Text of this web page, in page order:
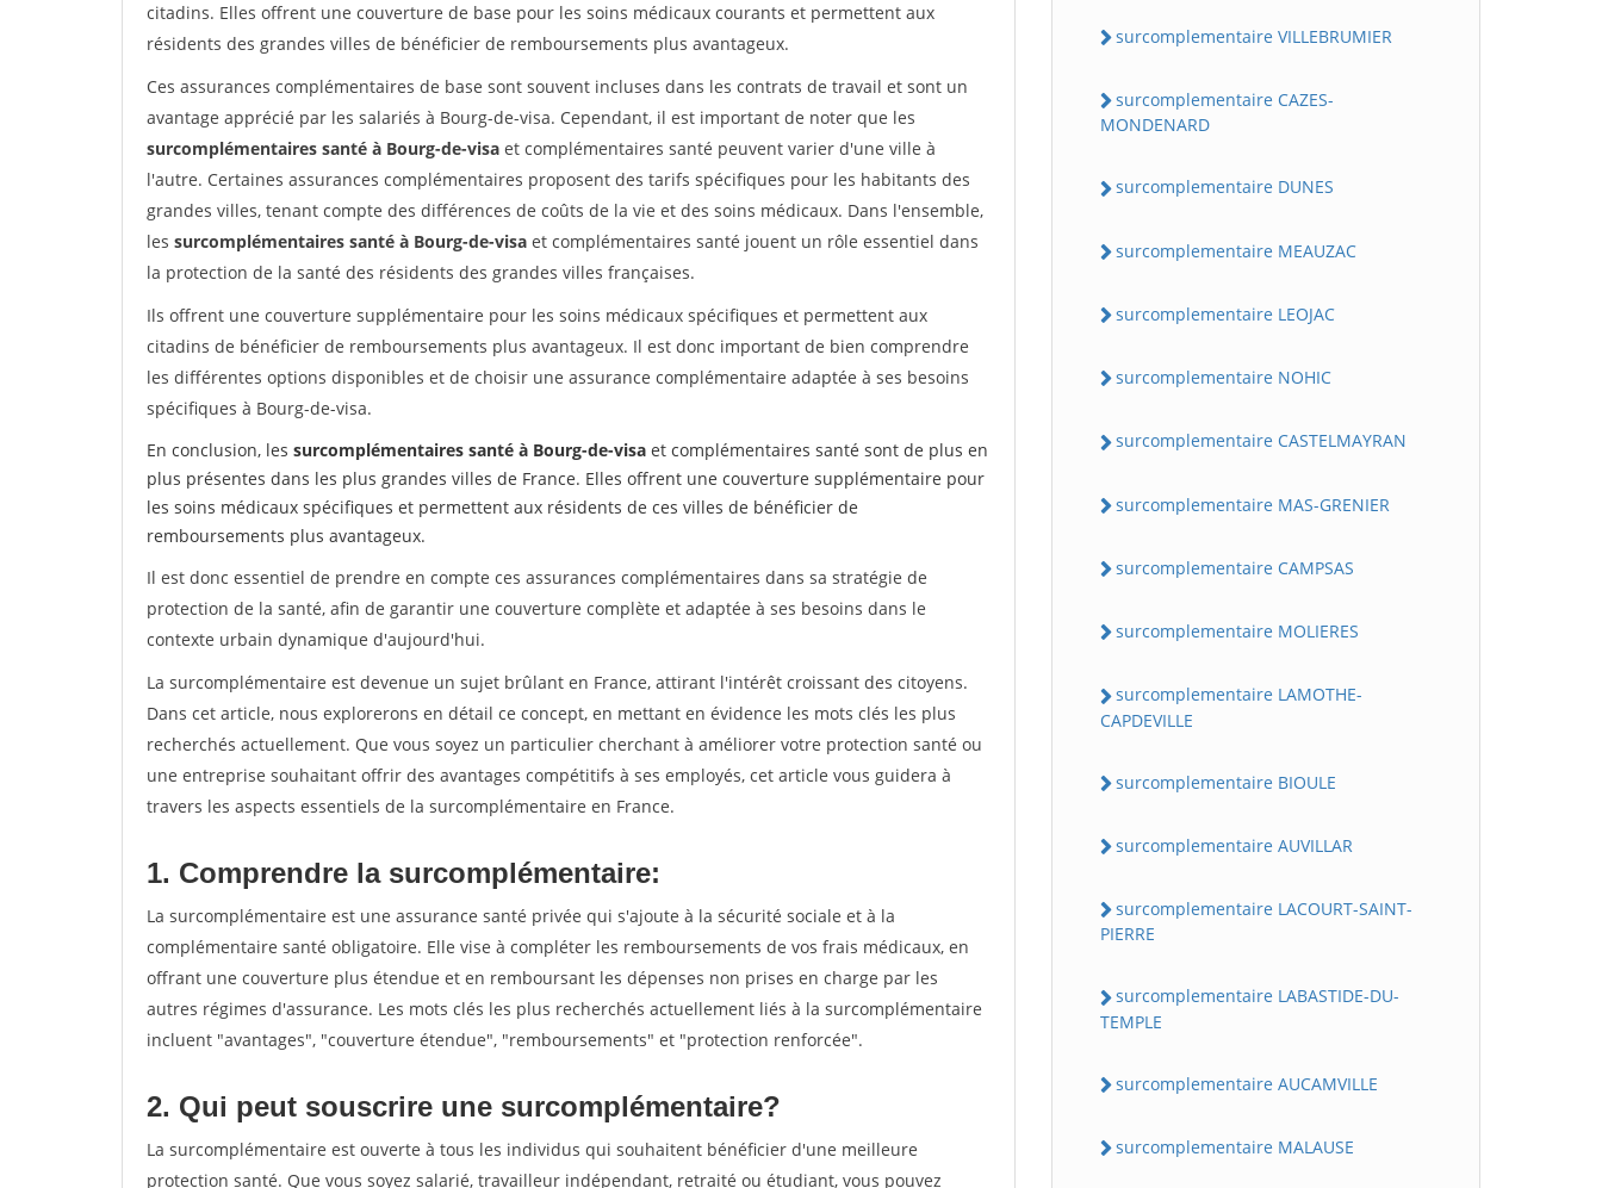
citadins. Elles offrent une couverture de base pour les soins médicaux courants et permettent aux
résidents des grandes villes de bénéficier de remboursements plus avantageux.
Ces assurances complémentaires de base sont souvent incluses dans les contrats de travail et sont un
avantage apprécié par les salariés à Bourg-de-visa. Cependant, il est important de noter que les
surcomplémentaires santé à Bourg-de-visa et complémentaires santé peuvent varier d'une ville à
l'autre. Certaines assurances complémentaires proposent des tarifs spécifiques pour les habitants des
grandes villes, tenant compte des différences de coûts de la vie et des soins médicaux. Dans l'ensemble,
les surcomplémentaires santé à Bourg-de-visa et complémentaires santé jouent un rôle essentiel dans
la protection de la santé des résidents des grandes villes françaises.
Ils offrent une couverture supplémentaire pour les soins médicaux spécifiques et permettent aux
citadins de bénéficier de remboursements plus avantageux. Il est donc important de bien comprendre
les différentes options disponibles et de choisir une assurance complémentaire adaptée à ses besoins
spécifiques à Bourg-de-visa.
En conclusion, les surcomplémentaires santé à Bourg-de-visa et complémentaires santé sont de plus en
plus présentes dans les plus grandes villes de France. Elles offrent une couverture supplémentaire pour
les soins médicaux spécifiques et permettent aux résidents de ces villes de bénéficier de
remboursements plus avantageux.
Il est donc essentiel de prendre en compte ces assurances complémentaires dans sa stratégie de
protection de la santé, afin de garantir une couverture complète et adaptée à ses besoins dans le
contexte urbain dynamique d'aujourd'hui.
La surcomplémentaire est devenue un sujet brûlant en France, attirant l'intérêt croissant des citoyens.
Dans cet article, nous explorerons en détail ce concept, en mettant en évidence les mots clés les plus
recherchés actuellement. Que vous soyez un particulier cherchant à améliorer votre protection santé ou
une entreprise souhaitant offrir des avantages compétitifs à ses employés, cet article vous guidera à
travers les aspects essentiels de la surcomplémentaire en France.
1. Comprendre la surcomplémentaire:
La surcomplémentaire est une assurance santé privée qui s'ajoute à la sécurité sociale et à la
complémentaire santé obligatoire. Elle vise à compléter les remboursements de vos frais médicaux, en
offrant une couverture plus étendue et en remboursant les dépenses non prises en charge par les
autres régimes d'assurance. Les mots clés les plus recherchés actuellement liés à la surcomplémentaire
incluent "avantages", "couverture étendue", "remboursements" et "protection renforcée".
2. Qui peut souscrire une surcomplémentaire?
La surcomplémentaire est ouverte à tous les individus qui souhaitent bénéficier d'une meilleure
protection santé. Que vous soyez salarié, travailleur indépendant, retraité ou étudiant, vous pouvez
surcomplementaire VILLEBRUMIER
surcomplementaire CAZES-
MONDENARD
surcomplementaire DUNES
surcomplementaire MEAUZAC
surcomplementaire LEOJAC
surcomplementaire NOHIC
surcomplementaire CASTELMAYRAN
surcomplementaire MAS-GRENIER
surcomplementaire CAMPSAS
surcomplementaire MOLIERES
surcomplementaire LAMOTHE-
CAPDEVILLE
surcomplementaire BIOULE
surcomplementaire AUVILLAR
surcomplementaire LACOURT-SAINT-
PIERRE
surcomplementaire LABASTIDE-DU-
TEMPLE
surcomplementaire AUCAMVILLE
surcomplementaire MALAUSE